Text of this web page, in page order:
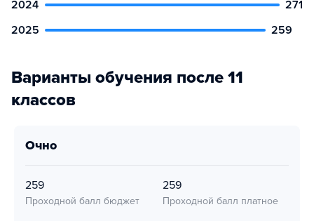
2024
271
2025
259
Варианты обучения после 11
классов
очно
259
Проходной балл бюджет
259
Проходной балл платное